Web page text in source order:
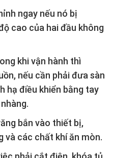
ngay nếu nó bị
cao của hai đầu không
khi vận hành thì
nếu cần phải đưa sàn
hạ điều khiển bằng tay
bắn vào thiết bị,
và các chất khí ăn mòn.